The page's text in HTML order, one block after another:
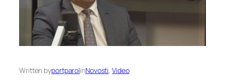
Written byportparolinNovosti, Video